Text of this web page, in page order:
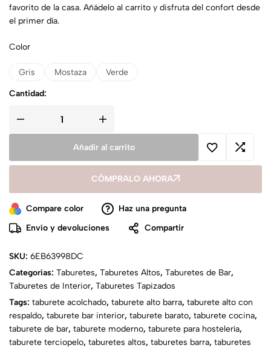
favorito de la casa. Añádelo al carrito y disfruta del confort desde
el primer día.
Color
Gris Mostaza Verde
Cantidad:
Añadir al carrito
CÓMPRALO AHORA
Compare color
Haz una pregunta
Envío y devoluciones
Compartir
SKU: 6EB63998DC
Categorías: Taburetes, Taburetes Altos, Taburetes de Bar,
Taburetes de Interior, Taburetes Tapizados
Tags: taburete acolchado, taburete alto barra, taburete alto con
respaldo, taburete bar interior, taburete barato, taburete cocina,
taburete de bar, taburete moderno, taburete para hostelería,
taburete terciopelo, taburetes altos, taburetes barra, taburetes